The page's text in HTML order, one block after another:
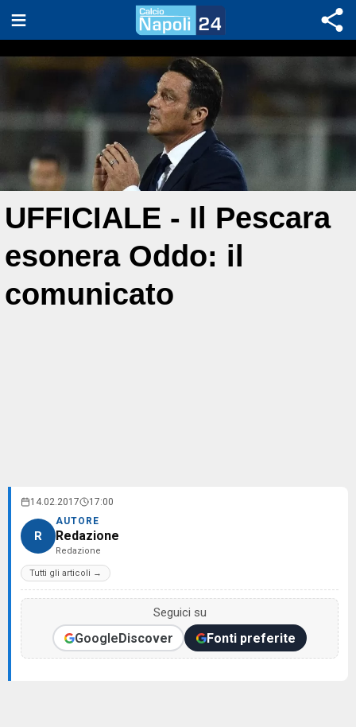
UFFICIALE - Il Pescara
esonera Oddo: il
comunicato
14.02.2017 17:00
R
AUTORE
Redazione
Redazione
Tutti gli articoli →
Seguici su
GoogleDiscover Fonti preferite